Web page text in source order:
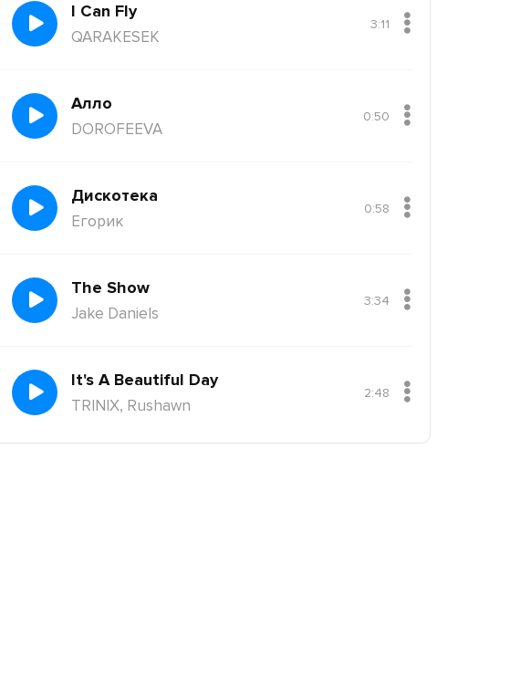
I Can Fly
QARAKESEK
3:11
Алло
DOROFEEVA
0:50
Дискотека
Егорик
0:58
The Show
Jake Daniels
3:34
It's A Beautiful Day
TRINIX, Rushawn
2:48